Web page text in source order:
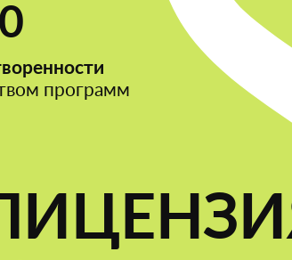
программ